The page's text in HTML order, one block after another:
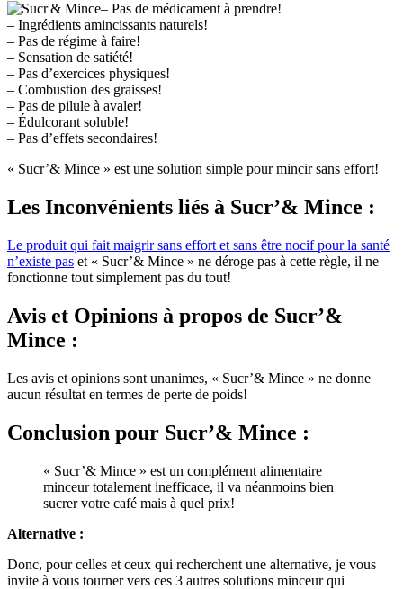
– Pas de médicament à prendre!
– Ingrédients amincissants naturels!
– Pas de régime à faire!
– Sensation de satiété!
– Pas d’exercices physiques!
– Combustion des graisses!
– Pas de pilule à avaler!
– Édulcorant soluble!
– Pas d’effets secondaires!
« Sucr’& Mince » est une solution simple pour mincir sans effort!
Les Inconvénients liés à Sucr’& Mince :
Le produit qui fait maigrir sans effort et sans être nocif pour la santé
n’existe pas et « Sucr’& Mince » ne déroge pas à cette règle, il ne
fonctionne tout simplement pas du tout!
Avis et Opinions à propos de Sucr’&
Mince :
Les avis et opinions sont unanimes, « Sucr’& Mince » ne donne
aucun résultat en termes de perte de poids!
Conclusion pour Sucr’& Mince :
« Sucr’& Mince » est un complément alimentaire
minceur totalement inefficace, il va néanmoins bien
sucrer votre café mais à quel prix!
Alternative :
Donc, pour celles et ceux qui recherchent une alternative, je vous
invite à vous tourner vers ces 3 autres solutions minceur qui